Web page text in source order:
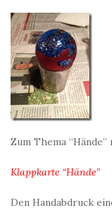
Zum Thema
Klappkarte “Hände”
Den Handabdruck